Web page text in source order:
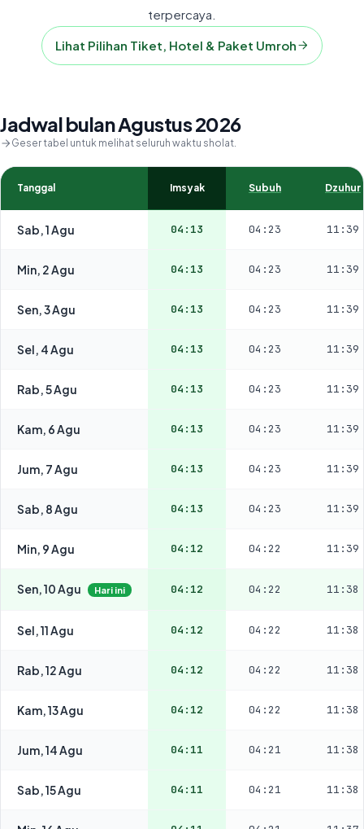
terpercaya.
Lihat Pilihan Tiket, Hotel & Paket Umroh
Jadwal bulan Agustus 2026
Geser tabel untuk melihat seluruh waktu sholat.
Tanggal Imsyak Subuh Dzuhur
Sab, 1 Agu 04:13 04:23 11:39
Min, 2 Agu 04:13 04:23 11:39
Sen, 3 Agu 04:13 04:23 11:39
Sel, 4 Agu 04:13 04:23 11:39
Rab, 5 Agu 04:13 04:23 11:39
Kam, 6 Agu 04:13 04:23 11:39
Jum, 7 Agu 04:13 04:23 11:39
Sab, 8 Agu 04:13 04:23 11:39
Min, 9 Agu 04:12 04:22 11:39
Sen, 10 Agu Hari ini 04:12 04:22 11:38
Sel, 11 Agu 04:12 04:22 11:38
Rab, 12 Agu 04:12 04:22 11:38
Kam, 13 Agu 04:12 04:22 11:38
Jum, 14 Agu 04:11 04:21 11:38
Sab, 15 Agu 04:11 04:21 11:38